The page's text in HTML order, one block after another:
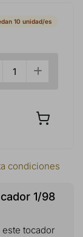
10 unidad/es
condiciones
1/98
tocador